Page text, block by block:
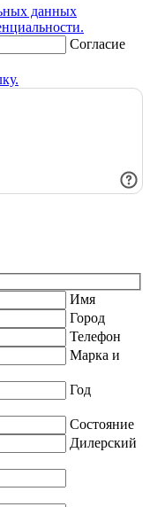
данных
Согласие
Имя
Город
Телефон
Марка и
Год
Состояние
Дилерский